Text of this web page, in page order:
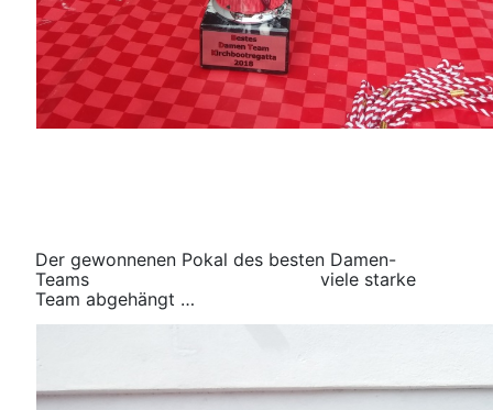
Der gewonnenen Pokal des besten Damen-
Teams viele starke
Team abgehängt …